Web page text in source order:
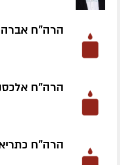
הרה"ח
הרה"ח
הרה"ח